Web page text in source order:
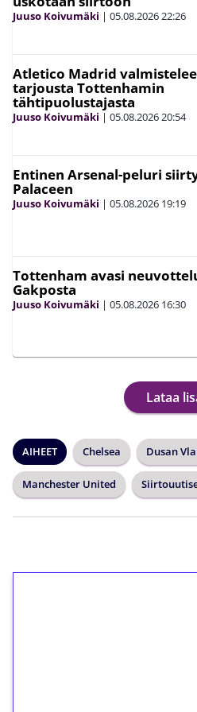
Juuso Koivumäki | 05.08.202622:26
Atletico Madrid valmistelee
tarjousta Tottenhamin
tähtipuolustajasta
Juuso Koivumäki | 05.08.202620:54
Entinen Arsenal-peluri
Palaceen
Juuso Koivumäki | 05.08.2026 19:19
Tottenham avasi
Gakposta
Juuso Koivumäki | 05.08.2026 16:30
Lataa
AIHEET Chelsea Dusan
Manchester United